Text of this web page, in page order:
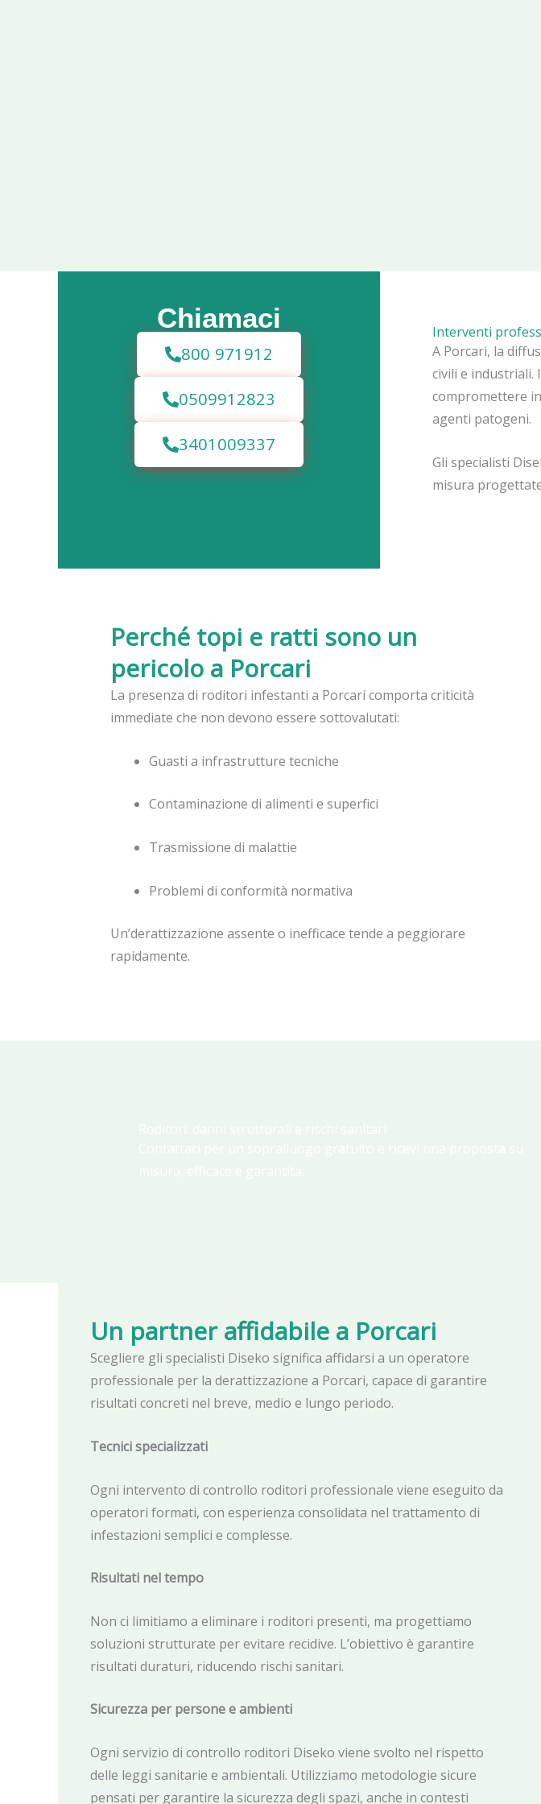
Chiamaci
800 971912
0509912823
3401009337
Interventi
A Porcari, la
civili e industriali.
compromettere
agenti patogeni.
Gli specialisti
misura
Perché topi e ratti sono un
pericolo a Porcari
La presenza di roditori infestanti a Porcari comporta criticità
immediate che non devono essere sottovalutati:
Guasti a infrastrutture tecniche
Contaminazione di alimenti e superfici
Trasmissione di malattie
Problemi di conformità normativa
Un’derattizzazione assente o inefficace tende a peggiorare
rapidamente.
Un partner affidabile a Porcari
Scegliere gli specialisti Diseko significa affidarsi a un operatore
professionale per la derattizzazione a Porcari, capace di garantire
risultati concreti nel breve, medio e lungo periodo.
Tecnici specializzati
Ogni intervento di controllo roditori professionale viene eseguito da
operatori formati, con esperienza consolidata nel trattamento di
infestazioni semplici e complesse.
Risultati nel tempo
Non ci limitiamo a eliminare i roditori presenti, ma progettiamo
soluzioni strutturate per evitare recidive. L’obiettivo è garantire
risultati duraturi, riducendo rischi sanitari.
Sicurezza per persone e ambienti
Ogni servizio di controllo roditori Diseko viene svolto nel rispetto
delle leggi sanitarie e ambientali. Utilizziamo metodologie sicure
pensati per garantire la sicurezza degli spazi, anche in contesti